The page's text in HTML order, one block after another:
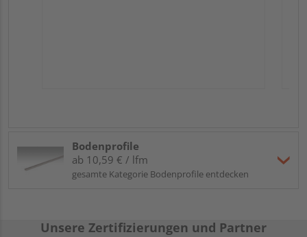
Bodenprofile
ab 10,59 € / lfm
gesamte Kategorie Bodenprofile entdecken
Unsere Zertifizierungen und Partner